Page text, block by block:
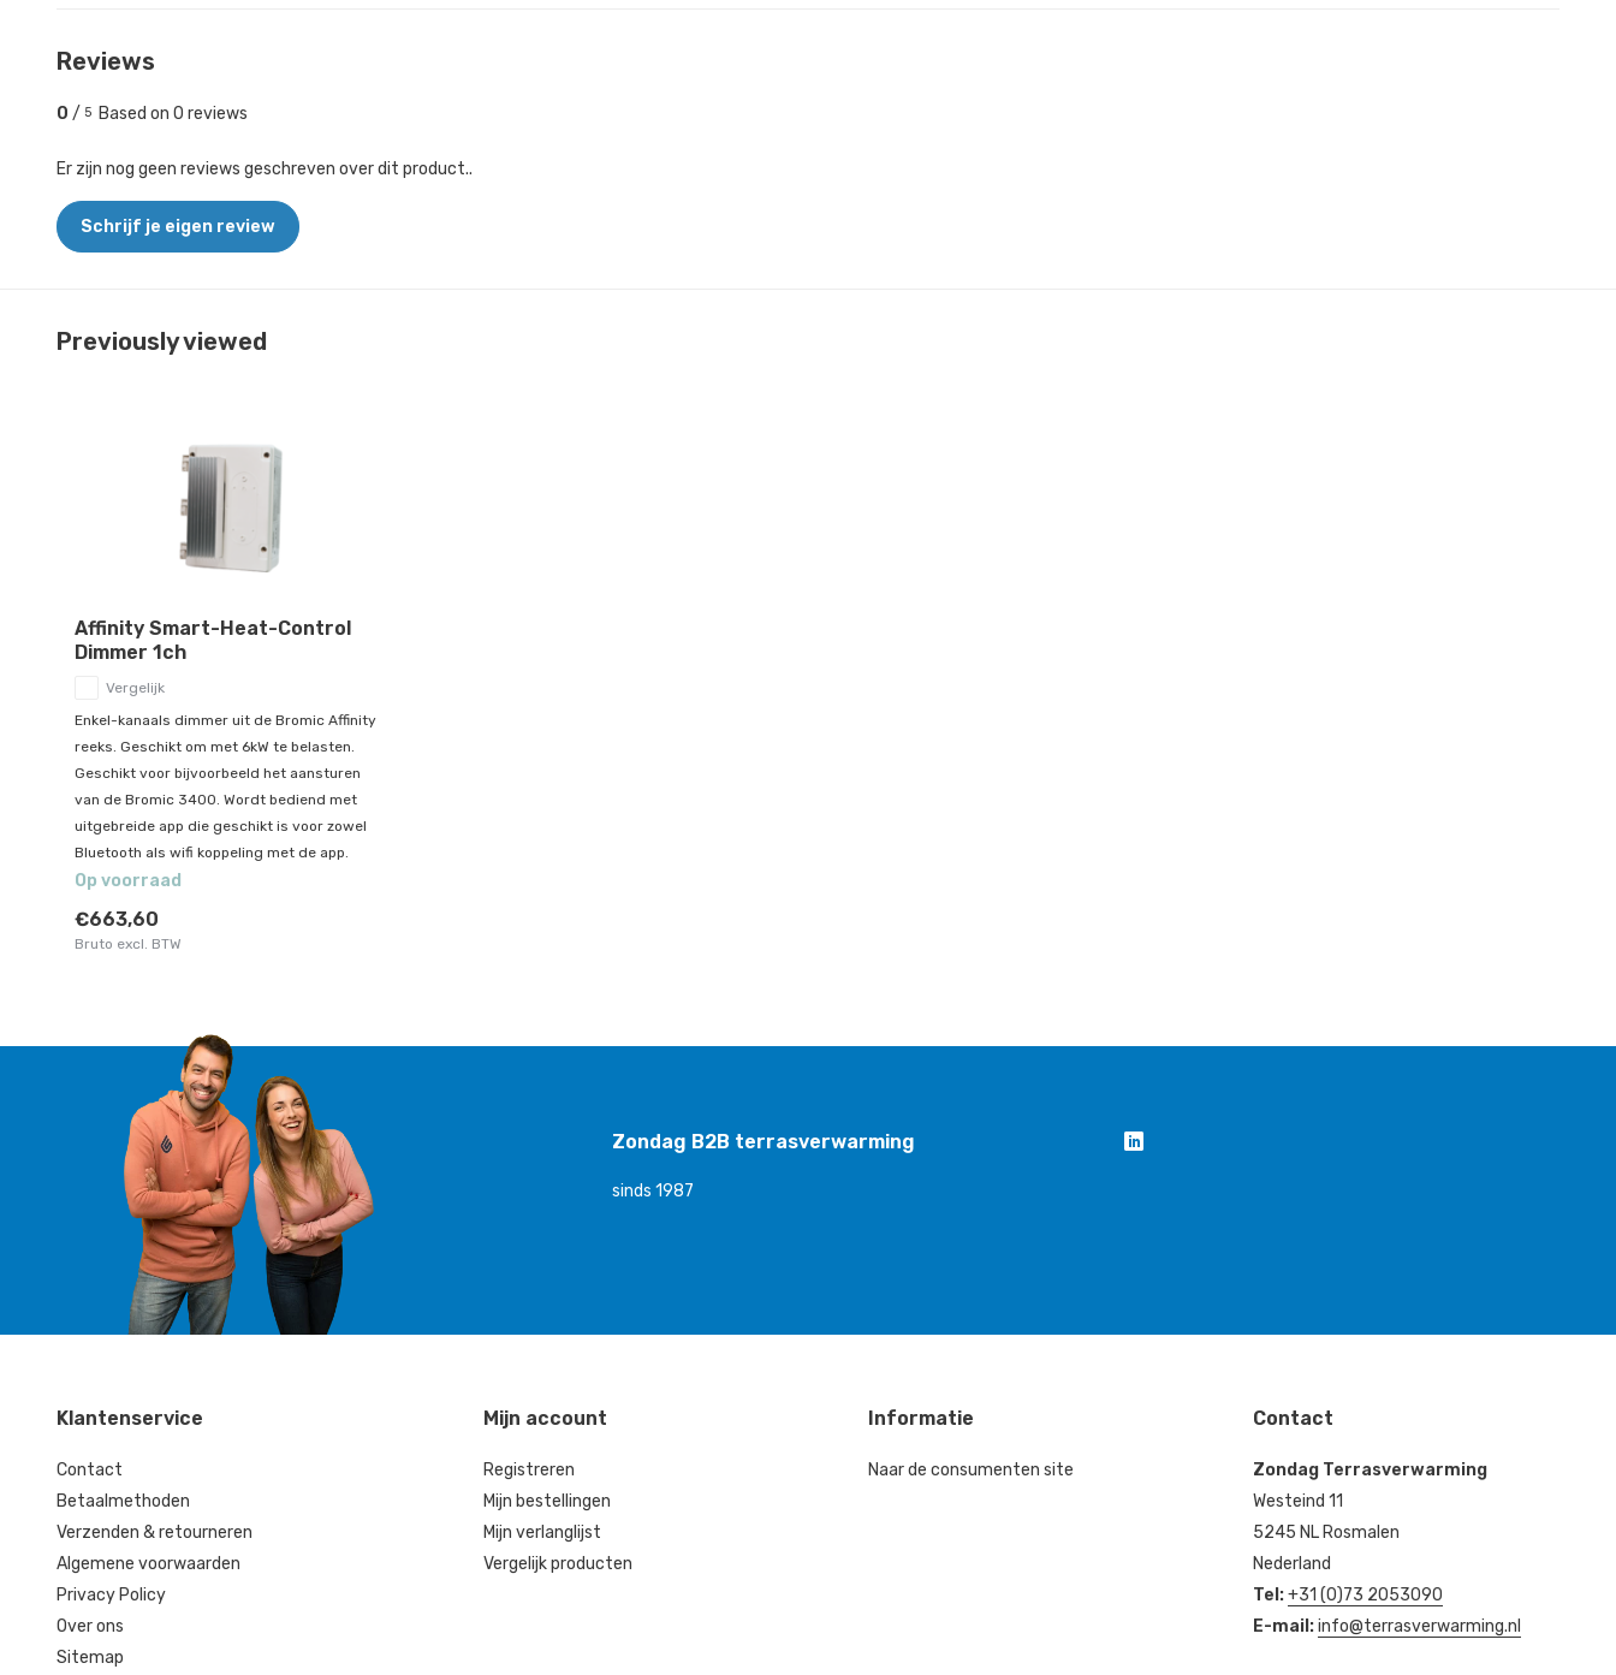
Reviews
0 / 5 Based on 0 reviews
Er zijn nog geen reviews geschreven over dit product..
Schrijf je eigen review
Previously viewed
Affinity Smart-Heat-Control
Dimmer 1ch
Vergelijk
Enkel-kanaals dimmer uit de Bromic Affinity
reeks. Geschikt om met 6kW te belasten.
Geschikt voor bijvoorbeeld het aansturen
van de Bromic 3400. Wordt bediend met
uitgebreide app die geschikt is voor zowel
Bluetooth als wifi koppeling met de app.
Op voorraad
€663,60
Bruto excl. BTW
Zondag B2B terrasverwarming
sinds 1987
Klantenservice
Contact
Betaalmethoden
Verzenden & retourneren
Algemene voorwaarden
Privacy Policy
Over ons
Sitemap
Mijn account
Registreren
Mijn bestellingen
Mijn verlanglijst
Vergelijk producten
Informatie
Naar de consumenten site
Contact
Zondag Terrasverwarming
Westeind 11
5245 NL Rosmalen
Nederland
Tel:+31 (0)73 2053090
E-mail:info@terrasverwarming.nl